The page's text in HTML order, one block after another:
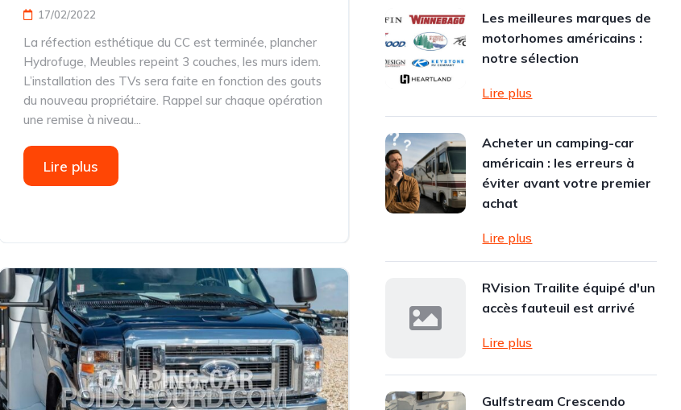
17/02/2022
La réfection esthétique du CC est terminée, plancher
Hydrofuge, Meubles repeint 3 couches, les murs idem.
L’installation des TVs sera faite en fonction des gouts
du nouveau propriétaire. Rappel sur chaque opération
une remise à niveau...
Lire plus
Les meilleures marques de
motorhomes américains :
notre sélection
Lire plus
Acheter un camping-car
américain : les erreurs à
éviter avant votre premier
achat
Lire plus
RVision Trailite équipé d'un
accès fauteuil est arrivé
Lire plus
Gulfstream Crescendo